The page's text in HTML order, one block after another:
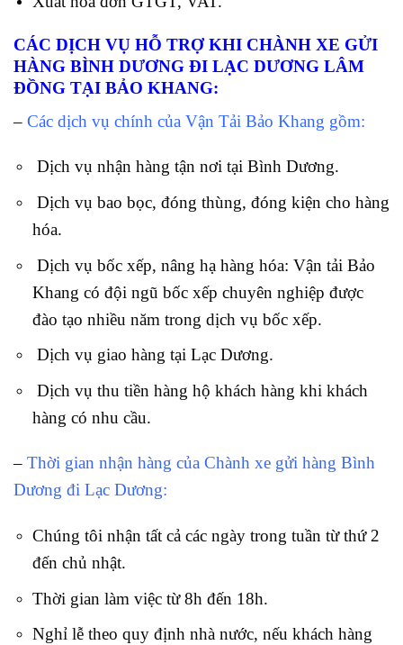
CÁC DỊCH VỤ HỖ TRỢ KHI CHÀNH XE GỬI
HÀNG BÌNH DƯƠNG ĐI LẠC DƯƠNG LÂM
ĐỒNG TẠI BẢO KHANG:
– Các dịch vụ chính của Vận Tải Bảo Khang gồm:
Dịch vụ nhận hàng tận nơi tại Bình Dương.
Dịch vụ bao bọc, đóng thùng, đóng kiện cho hàng
hóa.
Dịch vụ bốc xếp, nâng hạ hàng hóa: Vận tải Bảo
Khang có đội ngũ bốc xếp chuyên nghiệp được
đào tạo nhiều năm trong dịch vụ bốc xếp.
Dịch vụ giao hàng tại Lạc Dương.
Dịch vụ thu tiền hàng hộ khách hàng khi khách
hàng có nhu cầu.
– Thời gian nhận hàng của Chành xe gửi hàng Bình
Dương đi Lạc Dương:
Chúng tôi nhận tất cả các ngày trong tuần từ thứ 2
đến chủ nhật.
Thời gian làm việc từ 8h đến 18h.
Nghỉ lễ theo quy định nhà nước, nếu khách hàng